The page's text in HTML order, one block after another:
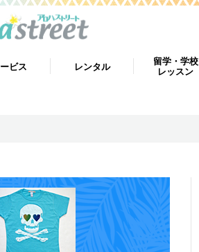
ビス レンタル
留学・学校
レッスン